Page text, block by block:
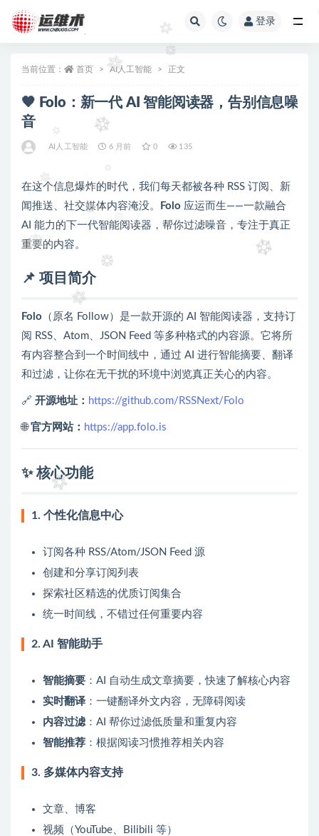
登录
当前位置： 首页 AI人工智能 正文
🧡 Folo：新一代 AI 智能阅读器，告别信息噪
音
AI人工智能 6 月前 0 135
在这个信息爆炸的时代，我们每天都被各种 RSS 订阅、新
闻推送、社交媒体内容淹没。
Folo 应运而生——一款融合
AI 能力的下一代智能阅读器，帮你过滤噪音，专注于真正
重要的内容。
📌 项目简介
Folo （原名 Follow）是一款开源的 AI 智能阅读器，支持订
阅 RSS、Atom、JSON Feed 等多种格式的内容源。它将所
有内容整合到一个时间线中，通过 AI 进行智能摘要、翻译
和过滤，让你在无干扰的环境中浏览真正关心的内容。
🔗 开源地址： https://github.com/RSSNext/Folo
🌐官方网站： https://app.folo.is
✨ 核心功能
1. 个性化信息中心
订阅各种 RSS/Atom/JSON Feed 源
创建和分享订阅列表
探索社区精选的优质订阅集合
统一时间线，不错过任何重要内容
2. AI 智能助手
智能摘要 ：AI 自动生成文章摘要，快速了解核心内容
实时翻译 ：一键翻译外文内容，无障碍阅读
内容过滤：AI 帮你过滤低质量和重复内容
智能推荐 ：根据阅读习惯推荐相关内容
3. 多媒体内容支持
文章、博客
视频（YouTube、Bilibili 等）